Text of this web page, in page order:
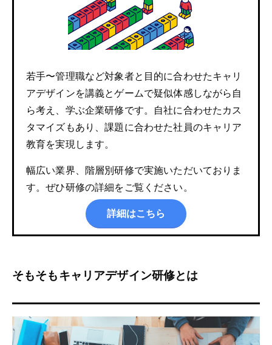
若手〜管理職など対象者と目的に合わせたキャリ
アデザインを講義とゲームで疑似体感しながら自
ら考え、学ぶ企業研修です。自社に合わせたカス
タマイズもあり、課題に合わせた社員のキャリア
教育を実現します。
幅広い業界、階層別研修で実施いただいておりま
す。ぜひ研修の詳細をご覧ください。
詳細はこちら
そもそもキャリアデザイン研修とは